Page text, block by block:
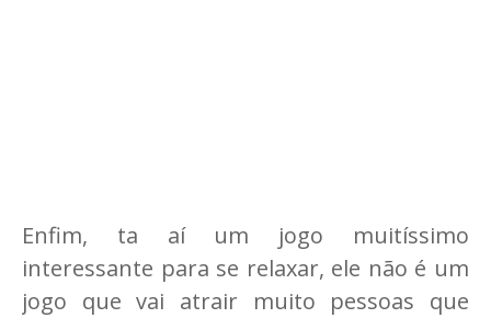
Enfim, ta aí um jogo muitíssimo
interessante para se relaxar, ele não é um
jogo que vai atrair muito pessoas que